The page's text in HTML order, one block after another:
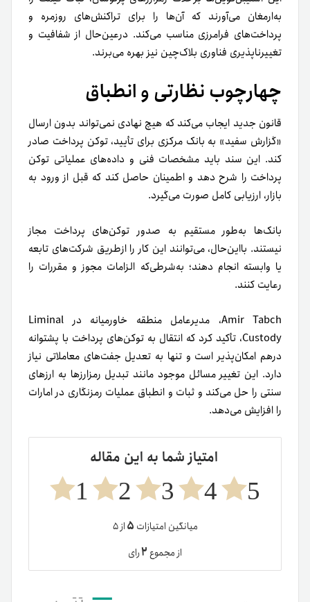
به‌ارمغان می‌آورند که آن‌ها را برای تراکنش‌های روزمره و
پرداخت‌های فرامرزی مناسب می‌کند. در‌عین‌حال از شفافیت و
تغییرناپذیری فناوری بلاک‌چین نیز بهره می‌برند.
چهارچوب نظارتی و انطباق
قانون جدید ایجاب می‌کند که هیچ نهادی نمی‌تواند بدون ارسال
«گزارش سفید» به بانک مرکزی برای تأیید، توکن پرداخت صادر
کند. این سند باید مشخصات فنی و داده‌های عملیاتی توکن
پرداخت را شرح دهد و اطمینان حاصل کند که قبل از ورود به
بازار، ارزیابی کامل صورت می‌گیرد.
بانک‌ها به‌طور مستقیم به صدور توکن‌های پرداخت مجاز
نیستند. بااین‌حال، می‌توانند این کار را ازطریق شرکت‌های تابعه
یا وابسته انجام دهند؛ به‌شرطی‌که الزامات مجوز و مقررات را
رعایت کنند.
Amir Tabch، مدیرعامل منطقه خاورمیانه در Liminal
Custody، تأکید کرد که انتقال به توکن‌های پرداخت با پشتوانه
درهم امکان‌پذیر است و تنها به تعدیل جفت‌های معاملاتی نیاز
دارد. این تغییر مسائل موجود مانند تبدیل رمزارزها به ارزهای
سنتی را حل می‌کند و ثبات و انطباق عملیات رمزنگاری در امارات
را افزایش می‌دهد.
امتیاز شما به این مقاله
5
4
3
2
1
میانگین امتیازات ۵از ۵
از مجموع۲رای